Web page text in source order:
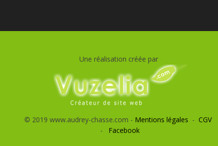
Une réalisation créée par
© 2019 www.audrey-chasse.com - Mentions légales - CGV
- Facebook